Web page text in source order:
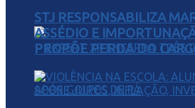
STJ RESPONSABILIZA
ASSÉDIO E
PROPÕE PERDA DO